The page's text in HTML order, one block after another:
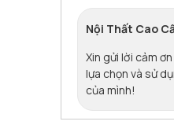
Nội Thất Cao
Xin gửi lời cảm
lựa chọn và sử
của mình!